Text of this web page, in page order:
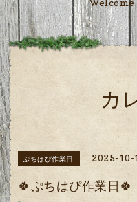
Welcome
カ
ぷちはぴ作業日 2025-10-
🍀ぷちはぴ作業日🍀